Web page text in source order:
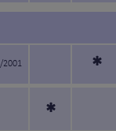
2001 *
*